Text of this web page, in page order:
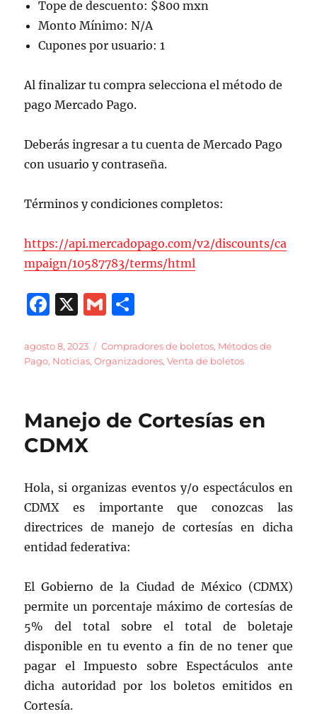
Tope de descuento: $800 mxn
Monto Mínimo: N/A
Cupones por usuario: 1
Al finalizar tu compra selecciona el método de
pago Mercado Pago.
Deberás ingresar a tu cuenta de Mercado Pago
con usuario y contraseña.
Términos y condiciones completos:
https://api.mercadopago.com/v2/discounts/ca
mpaign/10587783/terms/html
F
c
e
o
o
X
G
ai
l
m
p
rt
Publicado
el
agosto 8, 2023 Categorías
Compradores de boletos, Métodos de
Pago, Noticias,Organizadores,Venta de boletos
Manejo de Cortesías en
CDMX
Hola, si organizas eventos y/o espectáculos en
CDMX es importante que conozcas las
directrices de manejo de cortesías en dicha
entidad federativa:
El Gobierno de la Ciudad de México (CDMX)
permite un porcentaje máximo de cortesías de
5% del total sobre el total de boletaje
disponible en tu evento a fin de no tener que
pagar el Impuesto sobre Espectáculos ante
dicha autoridad por los boletos emitidos en
Cortesía.